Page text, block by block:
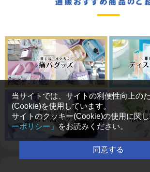
当サイトでは、サイトの利便性向上の
(Cookie)を使用しています。
サイトのクッキー(Cookie)の使用に関
ーポリシー」 をお読みください。
同意する